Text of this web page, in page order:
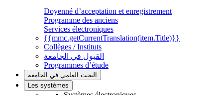
Doyenné d’acceptation et enregistrement
Programme des anciens
Services électroniques
{{mmc.getCurrentTranslation(item.Title)}}
Collèges / Instituts
القبول في الجامعة
Programmes d’étude
البحث العلمي في الجامعة
Les systèmes